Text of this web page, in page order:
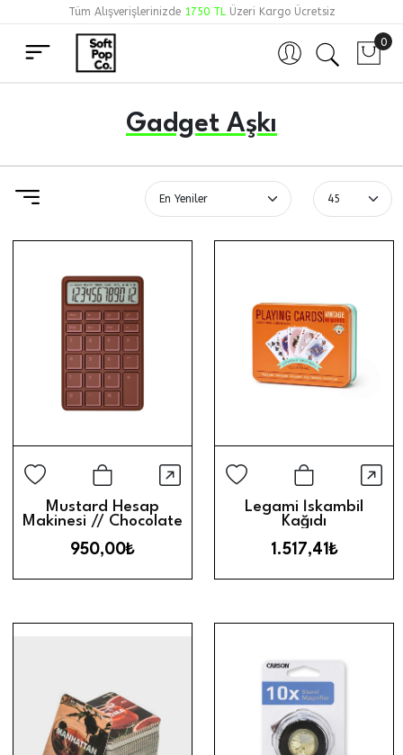
Tüm Alışverişlerinizde 1750 TLÜzeri Kargo Ücretsiz
Hesabım 0
Gadget Aşkı
Sepete Ekle
Hızlı Görünüm
Mustard Hesap
Makinesi // Chocolate
950,00₺
Sepete
Legami İskambil
Kağıdı
1.517,41₺